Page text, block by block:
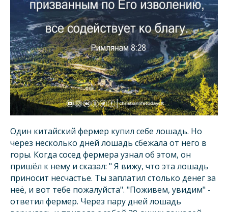
Один китайский фермер купил себе лошадь. Но
через несколько дней лошадь сбежала от него в
горы. Когда сосед фермера узнал об этом, он
пришёл к нему и сказал: " Я вижу, что эта лошадь
приносит несчастье. Ты заплатил столько денег за
неё, и вот тебе пожалуйста". "Поживем, увидим" -
ответил фермер. Через пару дней лошадь